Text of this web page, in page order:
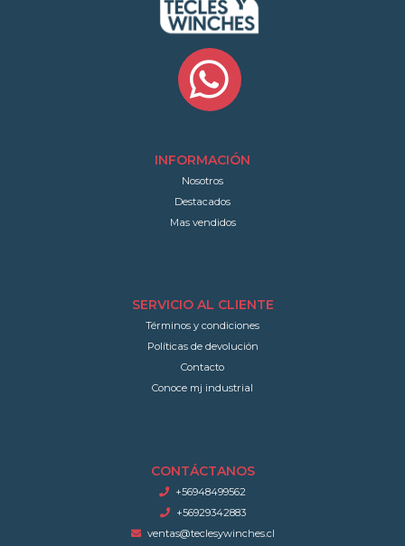
INFORMACIÓN
Nosotros
Destacados
Mas vendidos
SERVICIO AL CLIENTE
Términos y condiciones
Políticas de devolución
Contacto
Conoce mj industrial
CONTÁCTANOS
+56948499562
+56929342883
ventas@teclesywinches.cl